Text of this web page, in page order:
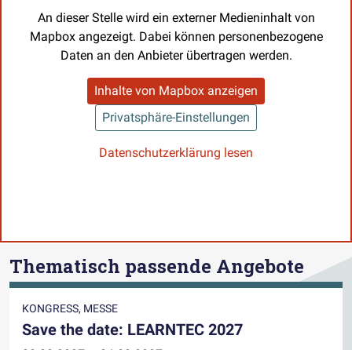
An dieser Stelle wird ein externer Medieninhalt von
Mapbox angezeigt. Dabei können personenbezogene
Daten an den Anbieter übertragen werden.
Inhalte von Mapbox anzeigen
Privatsphäre-Einstellungen
Datenschutzerklärung lesen
Thematisch passende Angebote
KONGRESS, MESSE
Save the date: LEARNTEC 2027